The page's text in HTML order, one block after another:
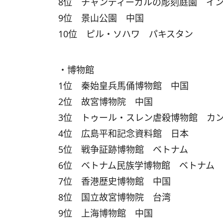
9位 景山公園 中国
10位 ピル・ソハワ パキスタン
・博物館
1位 秦始皇兵馬俑博物館 中国
2位 故宮博物院 中国
3位 トゥール・スレン虐殺博物館 カ
4位 広島平和記念資料館 日本
5位 戦争証跡博物館 ベトナム
6位 ベトナム民族学博物館 ベトナム
7位 香港歴史博物館 中国
8位 国立故宮博物院 台湾
9位 上海博物館 中国